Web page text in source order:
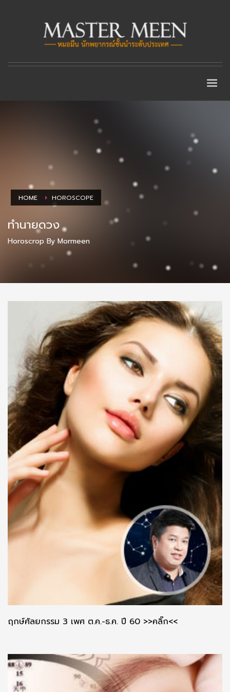
HOME HOROSCOPE
ทำนายดวง
Horoscrop By Mormeen
ฤกษ์ศัลยกรรม 3 เพศ ต.ค.-ธ.ค. ปี 60 >>คลิ๊ก<<